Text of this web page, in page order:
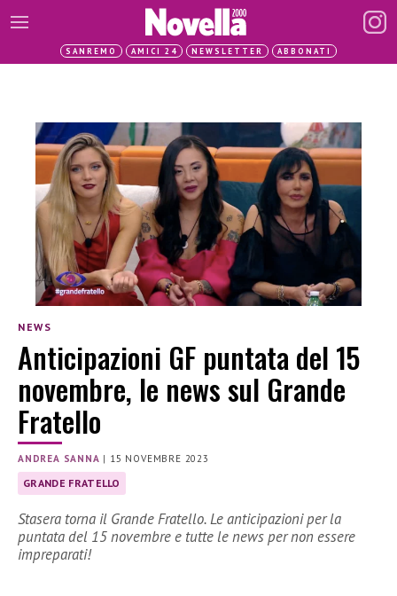
SANREMO AMICI 24 NEWSLETTER ABBONATI
NEWS
Anticipazioni GF puntata del 15
novembre, le news sul Grande
Fratello
ANDREA SANNA | 15 NOVEMBRE 2023
GRANDE FRATELLO
Stasera torna il Grande Fratello. Le anticipazioni per la
puntata del 15 novembre e tutte le news per non essere
impreparati!